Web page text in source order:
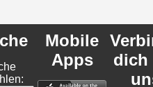
Mobile
Apps
dich